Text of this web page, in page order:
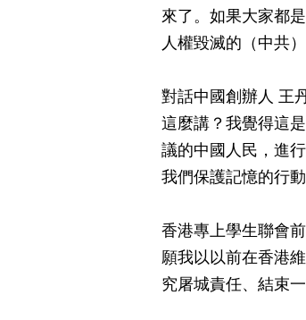
來了。如果大家都
人權毀滅的（中共）
對話中國創辦人 王
這麼講？我覺得這
議的中國人民，進
我們保護記憶的行
香港專上學生聯會
願我以以前在香港
究屠城責任、結束